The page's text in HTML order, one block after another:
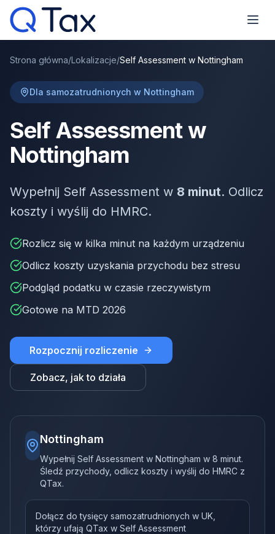
Strona główna/Lokalizacje/Self Assessment w Nottingham
Dla samozatrudnionych w Nottingham
Self Assessment w
Nottingham
Wypełnij Self Assessment w 8 minut. Odlicz
koszty i wyślij do HMRC.
Rozlicz się w kilka minut na każdym urządzeniu
Odlicz koszty uzyskania przychodu bez stresu
Podgląd podatku w czasie rzeczywistym
Gotowe na MTD 2026
Rozpocznij rozliczenie
Zobacz, jak to działa
Nottingham
Wypełnij Self Assessment w Nottingham w 8 minut.
Śledź przychody, odlicz koszty i wyślij do HMRC z
QTax.
Dołącz do tysięcy samozatrudnionych w UK,
którzy ufają QTax w Self Assessment